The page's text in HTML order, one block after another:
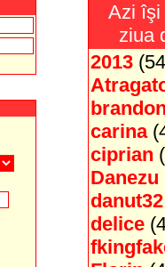
Azi îşi
ziua
2013
carina
ciprian
Danezu
danut32
delice